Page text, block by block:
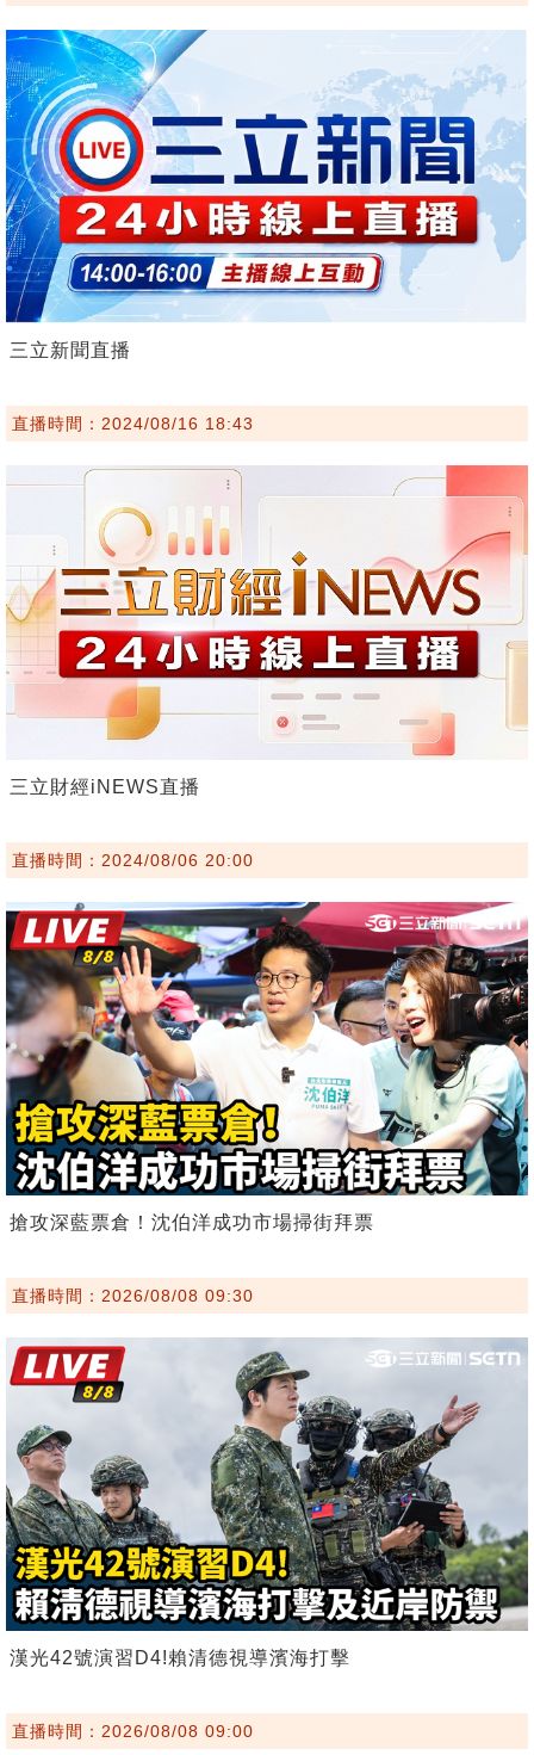
三立新聞直播
直播時間：2024/08/16 18:43
三立財經iNEWS直播
直播時間：2024/08/06 20:00
搶攻深藍票倉！沈伯洋成功市場掃街拜票
直播時間：2026/08/08 09:30
漢光42號演習D4!賴清德視導濱海打擊
直播時間：2026/08/08 09:00